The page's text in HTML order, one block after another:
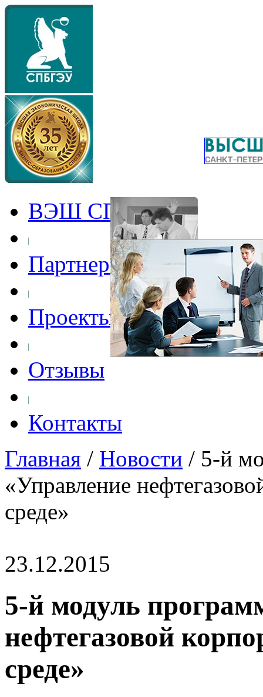
ВЭШ СПбГЭУ
Партнеры
Проекты
Отзывы
Контакты
Главная / Новости / 5-й
«Управление
среде»
23.12.2015
5-й модуль
нефтегазовой
среде»